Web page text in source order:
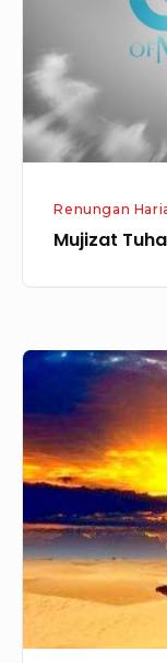
Renungan
Mujizat
Melewati
Padang
Gurun